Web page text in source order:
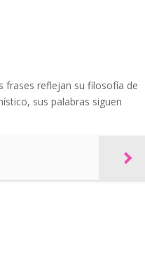
frases reflejan su filosofía de
sus palabras siguen